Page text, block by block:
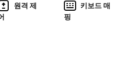
구나 즐길 수 있는 손쉬운 게임!
양한 화투패로 짜릿하게 맞고 한
원격 제
키보드 매
핑